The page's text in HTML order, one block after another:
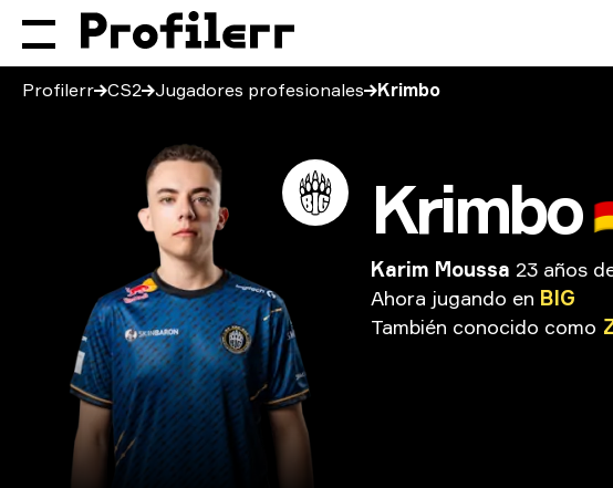
Profilerr CS2 Jugadores profesionales Krimbo
Krimbo
Karim Moussa 23 años
Ahora jugando en BIG
También conocido como